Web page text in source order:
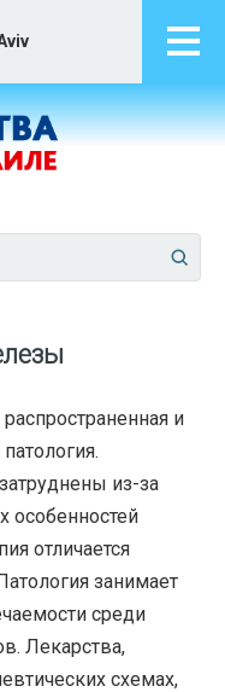
и
из-за
особенностей
отличается
занимает
среди
Лекарства,
схемах,